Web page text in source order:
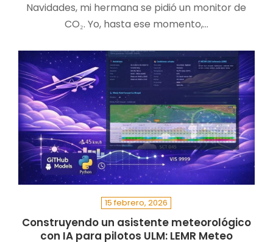
Navidades, mi hermana se pidió un monitor de
CO₂. Yo, hasta ese momento,…
15 febrero, 2026
Construyendo un asistente meteorológico
con IA para pilotos ULM: LEMR Meteo